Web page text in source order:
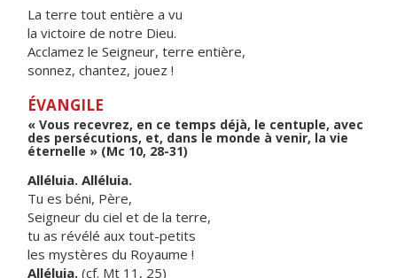
La terre tout entière a vu
la victoire de notre Dieu.
Acclamez le Seigneur, terre entière,
sonnez, chantez, jouez !
ÉVANGILE
« Vous recevrez, en ce temps déjà, le centuple, avec
des persécutions, et, dans le monde à venir, la vie
éternelle » (Mc 10, 28-31)
Alléluia. Alléluia.
Tu es béni, Père,
Seigneur du ciel et de la terre,
tu as révélé aux tout-petits
les mystères du Royaume !
Alléluia. (cf. Mt 11, 25)